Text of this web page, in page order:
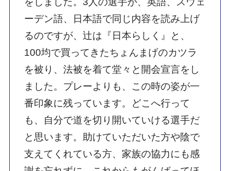
ーデン語、日本語で同じ内容を読み上げ
るのですが、辻は『日本らしく』と、
100均で買ってきたちょんまげのカツラ
を被り、法被を着て堂々と開会宣言をし
ました。プレーよりも、この時の姿が一
番印象に残っています。どこへ行って
も、自分で道を切り開いていける選手だ
と思います。助けていただいた方や陰で
支えてくれている方、家族の協力にも感